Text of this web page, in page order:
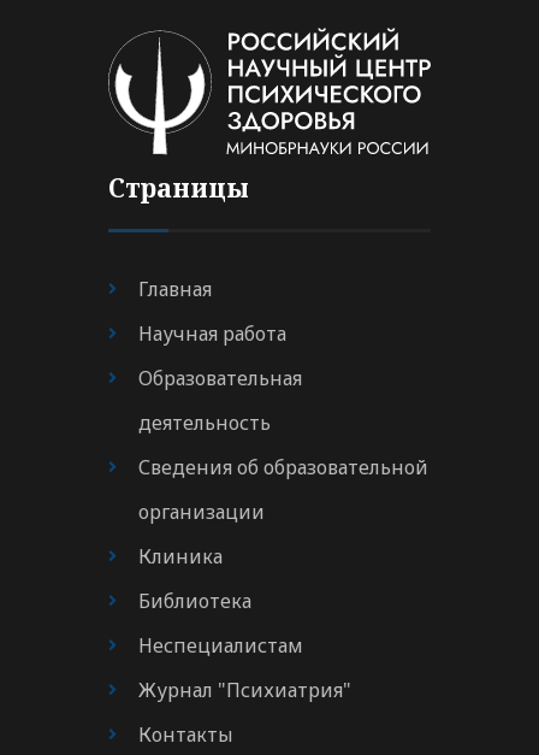
Страницы
Главная
Научная работа
Образовательная
деятельность
Сведения об образовательной
организации
Клиника
Библиотека
Неспециалистам
Журнал "Психиатрия"
Контакты